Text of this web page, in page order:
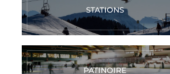
STATIONS
PATINOIRE